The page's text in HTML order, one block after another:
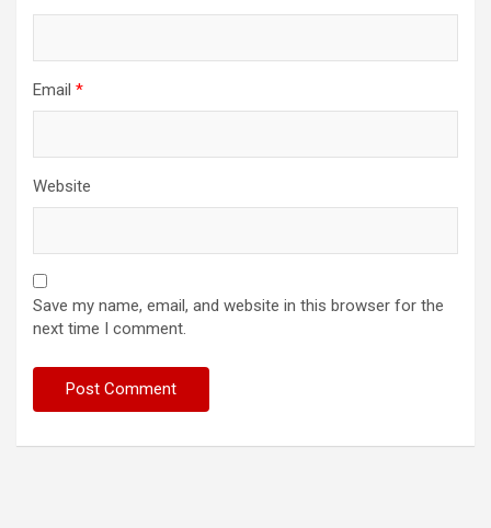
Email *
Website
Save my name, email, and website in this browser for the
next time I comment.